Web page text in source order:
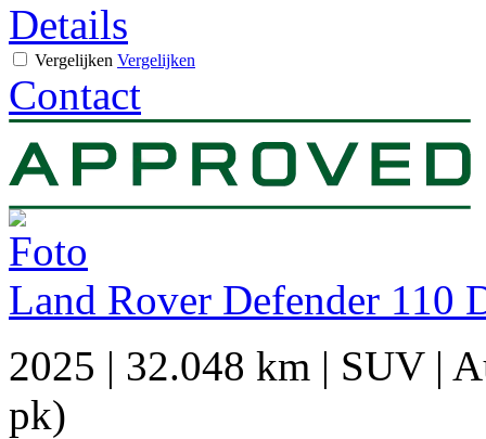
Details
Vergelijken Vergelijken
Contact
Land Rover Defender 110
2025 | 32.048 km | SUV|
pk)